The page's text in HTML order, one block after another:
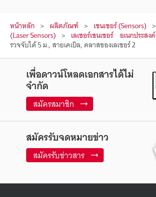
หน้าหลัก ผลิตภัณฑ์ เซนเซอร์ (Sensors)
(Laser Sensors) เลเซอร์เซนเซอร์ อเนกประสงค์
รวจจับได้ 5 ม., สายเคเบิล, คลาสของเลเซอร์ 2
เพื่อดาวน์โหลดเอกสารได้ไม่
จำกัด
สมัครสมาชิก
สมัครรับจดหมายข่าว
สมัครรับข่าวสาร